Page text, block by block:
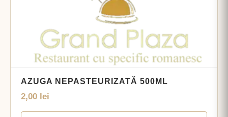
AZUGA NEPASTEURIZATĂ 500ML
2,00 lei